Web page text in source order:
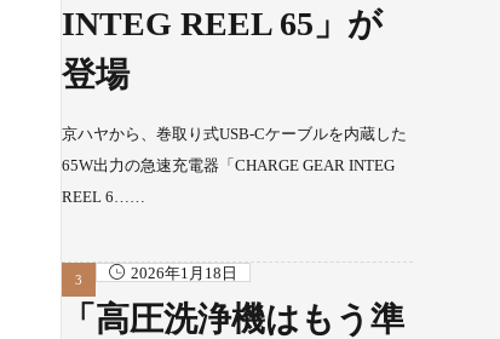
INTEG REEL 65」が
登場
京ハヤから、巻取り式USB-Cケーブルを内蔵した
65W出力の急速充電器「CHARGE GEAR INTEG
REEL 6……
2026年1月18日
「高圧洗浄機はもう準